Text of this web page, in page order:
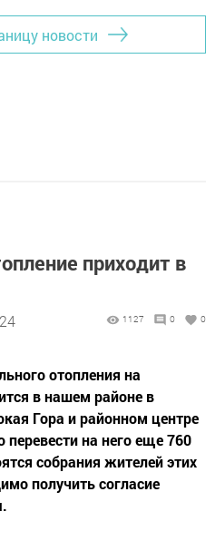
новости
приходит в
1127 0 0
отопления на
в нашем районе в
Гора и районном центре
перевести на него еще 760
собрания жителей этих
получить согласие